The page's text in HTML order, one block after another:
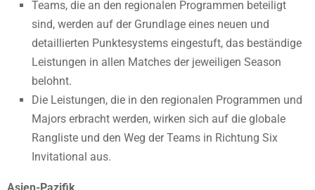
Teams, die an den regionalen Programmen beteiligt
sind, werden auf der Grundlage eines neuen und
detaillierten Punktesystems eingestuft, das beständige
Leistungen in allen Matches der jeweiligen Season
belohnt.
Die Leistungen, die in den regionalen Programmen und
Majors erbracht werden, wirken sich auf die globale
Rangliste und den Weg der Teams in Richtung Six
Invitational aus.